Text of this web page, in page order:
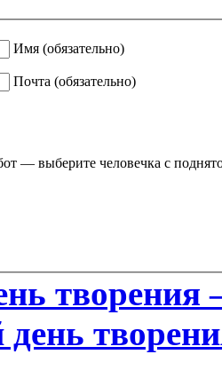
Имя (обязательно)
Почта (обязательно)
— выберите человечка с
творения